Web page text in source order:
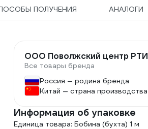
ПОЛУЧЕНИЯ АНАЛОГИ
ООО Поволжский центр РТИ
Все товары бренда
Россия — родина бренда
Китай — страна производства
Информация об упаковке
Единица товара: Бобина (бухта) 1 м